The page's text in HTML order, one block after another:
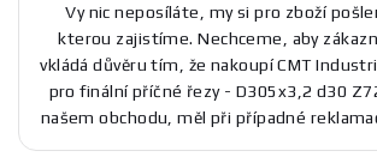
Vy nic neposíláte, my si pro zboží
kterou zajistíme. Nechceme, aby
vkládá důvěru tím, že nakoupí CMT
pro finální příčné řezy - D305x3,2 d30
našem obchodu, měl při případné